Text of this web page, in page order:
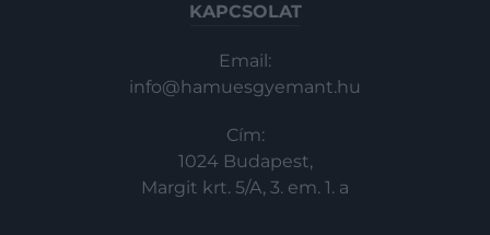
KAPCSOLAT
Email:
info@hamuesgyemant.hu
Cím:
1024 Budapest,
Margit krt. 5/A, 3. em. 1. a